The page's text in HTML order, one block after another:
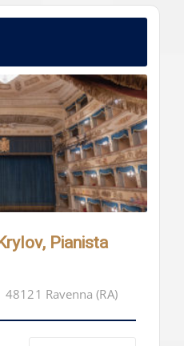
Pianista
Ravenna (RA)